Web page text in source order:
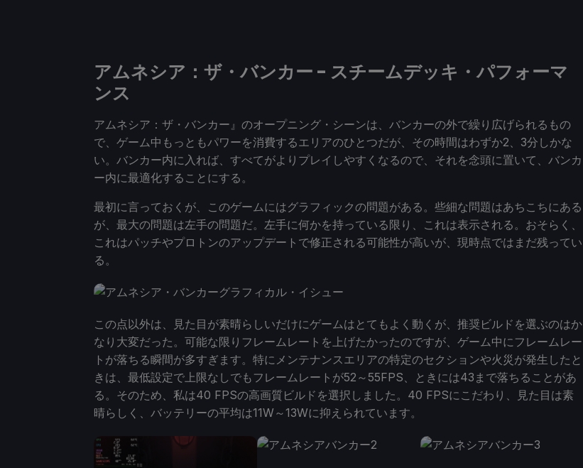
アムネシア：ザ・バンカー - スチームデッキ・パフォーマ
ンス
アムネシア：ザ・バンカー』のオープニング・シーンは、バンカーの外で繰り広げられるもの
で、ゲーム中もっともパワーを消費するエリアのひとつだが、その時間はわずか2、3分しかな
い。バンカー内に入れば、すべてがよりプレイしやすくなるので、それを念頭に置いて、バンカ
ー内に最適化することにする。
最初に言っておくが、このゲームにはグラフィックの問題がある。些細な問題はあちこちにある
が、最大の問題は左手の問題だ。左手に何かを持っている限り、これは表示される。おそらく、
これはパッチやプロトンのアップデートで修正される可能性が高いが、現時点ではまだ残ってい
る。
この点以外は、見た目が素晴らしいだけにゲームはとてもよく動くが、推奨ビルドを選ぶのはか
なり大変だった。可能な限りフレームレートを上げたかったのですが、ゲーム中にフレームレー
トが落ちる瞬間が多すぎます。特にメンテナンスエリアの特定のセクションや火災が発生したと
きは、最低設定で上限なしでもフレームレートが52～55FPS、ときには43まで落ちることがあ
る。そのため、私は40 FPSの高画質ビルドを選択しました。40 FPSにこだわり、見た目は素
晴らしく、バッテリーの平均は11W～13Wに抑えられています。